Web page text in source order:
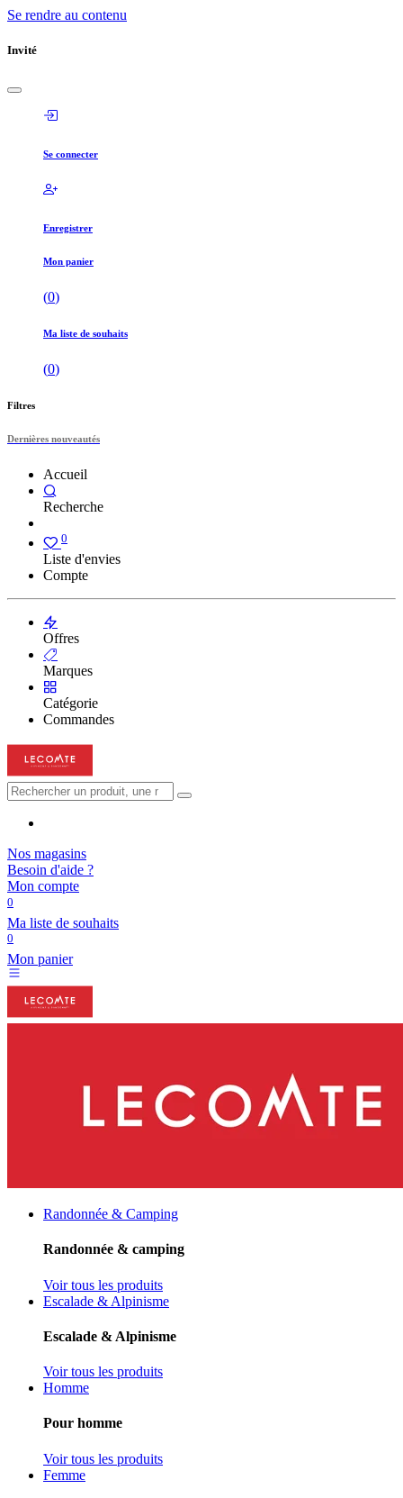
Se rendre au contenu
Invité
Se connecter
Enregistrer
Mon panier
(0)
Ma liste de souhaits
(0)
Filtres
Dernières nouveautés
Accueil
Recherche
0
Liste d'envies
Compte
Offres
Marques
Catégorie
Commandes
Nos magasins
Besoin d'aide ?
Mon compte
0
Ma liste de souhaits
0
Mon panier
Randonnée & Camping
Randonnée & camping
Voir tous les produits
Escalade & Alpinisme
Escalade & Alpinisme
Voir tous les produits
Homme
Pour homme
Voir tous les produits
Femme